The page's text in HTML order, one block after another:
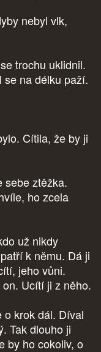
nebyl vlk,
trochu uklidnil.
se na délku paží.
Cítila, že by ji
sebe ztěžka.
ho zcela
už nikdy
k němu. Dá ji
jeho vůni.
Ucítí ji z něho.
o krok dál. Díval
Tak dlouho ji
by ho cokoliv, o